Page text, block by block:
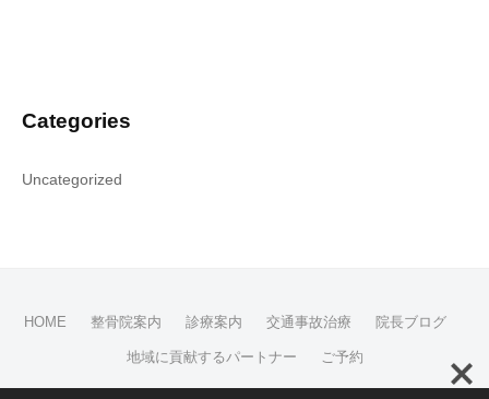
Categories
Uncategorized
HOME 整骨院案内 診療案内 交通事故治療 院長ブログ
地域に貢献するパートナー ご予約